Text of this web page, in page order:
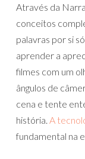
Através da
conceitos
palavras por si
aprender a
filmes com um
ângulos de
cena e tente
história. A
fundamental na